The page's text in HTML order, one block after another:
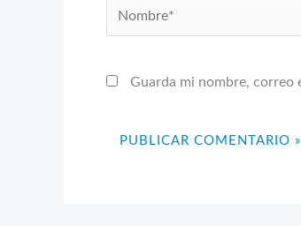
Nombre*
Guarda mi nombre, correo